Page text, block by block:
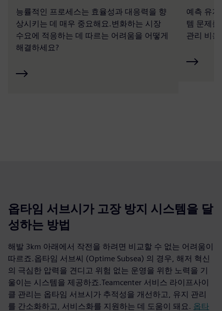
능률적인 프로세스는 효율성과 대응력을 향
상시키는 데 매우 중요해요.변화하는 시장
수요에 적응하는 데 따르는 어려움을 어떻게
해결하세요?
예측 유
템 문제
관리 비
옵타임 서브시가 고장 방지 시스템을 달
성하는 방법
해발 3km 아래에서 작전을 하려면 비교할 수 없는 어려움이
따르죠.옵타임 서브씨 (Optime Subsea) 의 경우, 해저 혁신
의 극심한 압력을 견디고 위험 없는 운영을 위한 노력을 기
울이는 시스템을 제공하죠.Teamcenter 서비스 라이프사이
클 관리는 옵타임 서브시가 추적성을 개선하고, 유지 관리
를 간소화하고, 서비스화를 지원하는 데 도움이 돼요. 옵타